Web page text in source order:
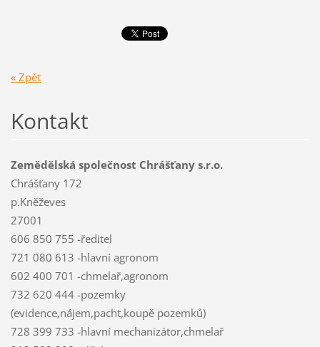
« Zpět
Kontakt
Zemědělská společnost Chrášťany s.r.o.
Chrášťany 172
p.Kněževes
27001
606 850 755 -ředitel
721 080 613 -hlavní agronom
602 400 701 -chmelař,agronom
732 620 444 -pozemky
(evidence,nájem,pacht,koupě pozemků)
728 399 733 -hlavní mechanizátor,chmelař